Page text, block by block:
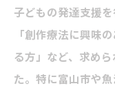
子どもの発達支援
「創作療法に興味
る方」など、求め
た。特に富山市や